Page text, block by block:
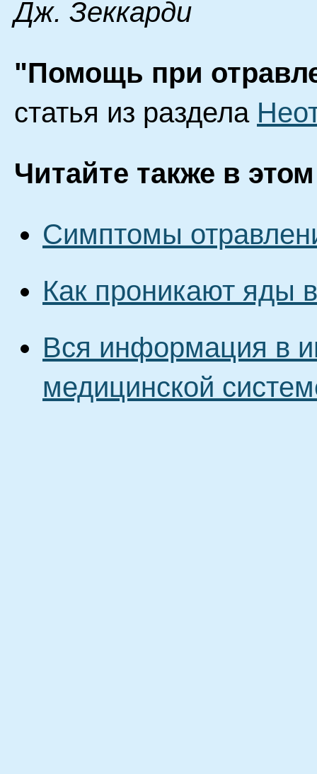
Дж. Зеккарди
"Помощь при
статья из раздела
Читайте также в
Симптомы
Как проникают яды
Вся информация в
медицинской